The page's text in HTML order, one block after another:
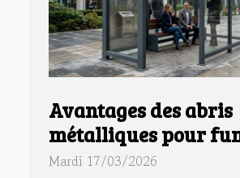
Avantages des abris
métalliques pour
en entreprise ?
Mardi 17/03/2026